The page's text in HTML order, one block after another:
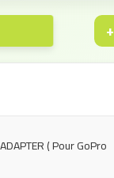
+
( Pour GoPro